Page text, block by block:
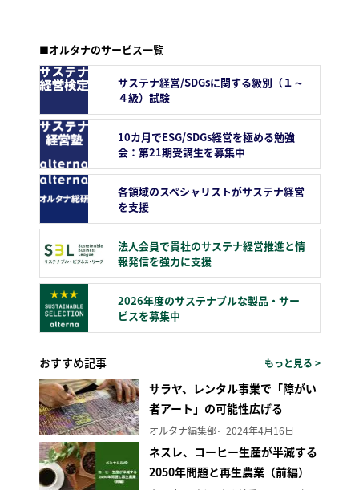
■オルタナのサービス一覧
サステナ経営/SDGsに関する級別（１～
４級）試験
10カ月でESG/SDGs経営を極める勉強
会：第21期受講生を募集中
各領域のスペシャリストがサステナ経営
を支援
法人会員で貴社のサステナ経営推進と情
報発信を強力に支援
2026年度のサステナブルな製品・サー
ビスを募集中
おすすめ記事 もっと見る >
サラヤ、レンタル事業で「障がい
者アート」の可能性広げる
オルタナ編集部 2024年4月16日
ネスレ、コーヒー生産が半減する
2050年問題と再生農業（前編）